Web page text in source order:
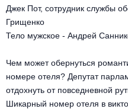
Джек Пот, сотрудник службы
Грищенко
Тело мужское - Андрей
Чем может обернуться
номере отеля? Депутат
отдохнуть от повседневной
Шикарный номер отеля в